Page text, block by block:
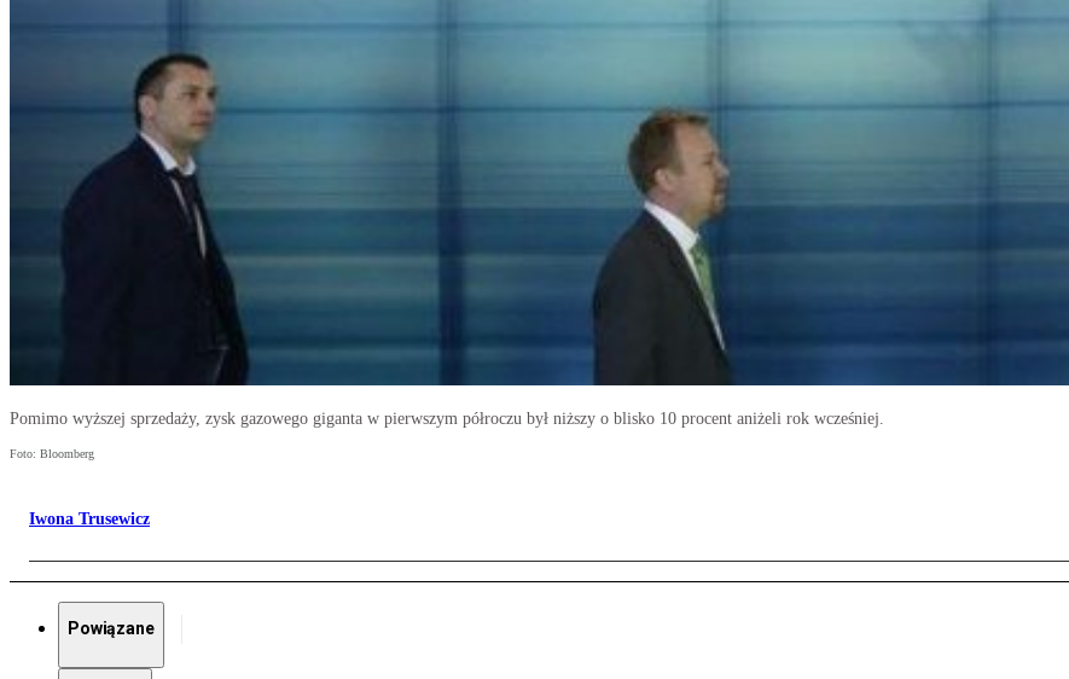
Pomimo wyższej sprzedaży, zysk gazowego giganta w pierwszym półroczu był niższy o blisko 10 procent aniżeli rok wcześniej.
Foto: Bloomberg
Iwona Trusewicz
Powiązane